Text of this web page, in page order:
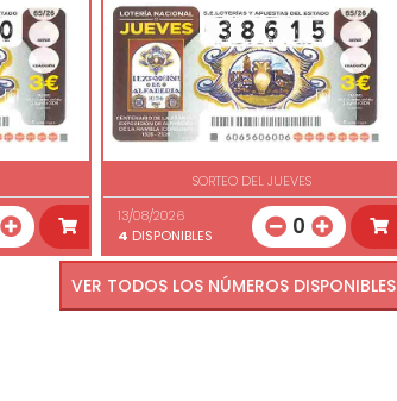
SORTEO DEL JUEVES
13/08/2026
4 DISPONIBLES 0
VER TODOS LOS NÚMEROS DISPONIBLES